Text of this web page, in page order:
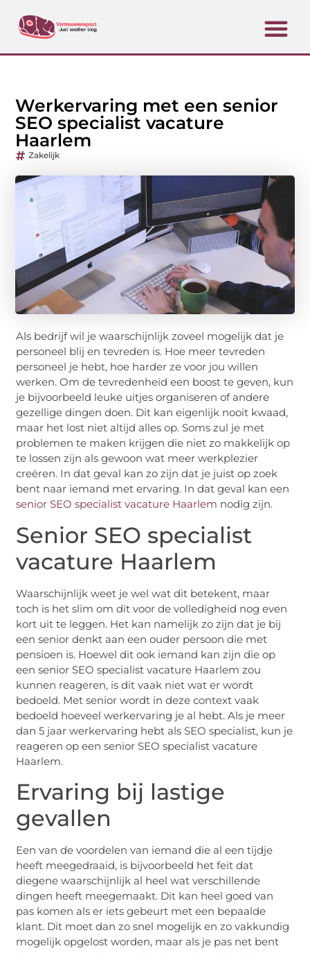
Werkervaring met een senior
SEO specialist vacature
Haarlem
Zakelijk
Als bedrijf wil je waarschijnlijk zoveel mogelijk dat je
personeel blij en tevreden is. Hoe meer tevreden
personeel je hebt, hoe harder ze voor jou willen
werken. Om de tevredenheid een boost te geven, kun
je bijvoorbeeld leuke uitjes organiseren of andere
gezellige dingen doen. Dit kan eigenlijk nooit kwaad,
maar het lost niet altijd alles op. Soms zul je met
problemen te maken krijgen die niet zo makkelijk op
te lossen zijn als gewoon wat meer werkplezier
creëren. In dat geval kan zo zijn dat je juist op zoek
bent naar iemand met ervaring. In dat geval kan een
senior SEO specialist vacature Haarlem nodig zijn.
Senior SEO specialist
vacature Haarlem
Waarschijnlijk weet je wel wat dit betekent, maar
toch is het slim om dit voor de volledigheid nog even
kort uit te leggen. Het kan namelijk zo zijn dat je bij
een senior denkt aan een ouder persoon die met
pensioen is. Hoewel dit ook iemand kan zijn die op
een senior SEO specialist vacature Haarlem zou
kunnen reageren, is dit vaak niet wat er wordt
bedoeld. Met senior wordt in deze context vaak
bedoeld hoeveel werkervaring je al hebt. Als je meer
dan 5 jaar werkervaring hebt als SEO specialist, kun je
reageren op een senior SEO specialist vacature
Haarlem.
Ervaring bij lastige
gevallen
Een van de voordelen van iemand die al een tijdje
heeft meegedraaid, is bijvoorbeeld het feit dat
diegene waarschijnlijk al heel wat verschillende
dingen heeft meegemaakt. Dit kan heel goed van
pas komen als er iets gebeurt met een bepaalde
klant. Dit moet dan zo snel mogelijk en zo vakkundig
mogelijk opgelost worden, maar als je pas net bent